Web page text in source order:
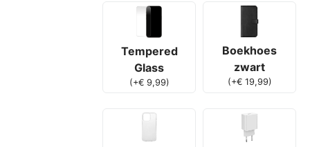
Tempered
Glass
(+€9,99)
Boekhoes
zwart
(+€19,99)